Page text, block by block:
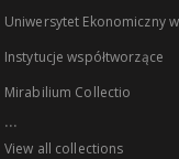
Uniwersytet Ekonomiczny
Instytucje współtworzące
Mirabilium Collectio
...
View all collections